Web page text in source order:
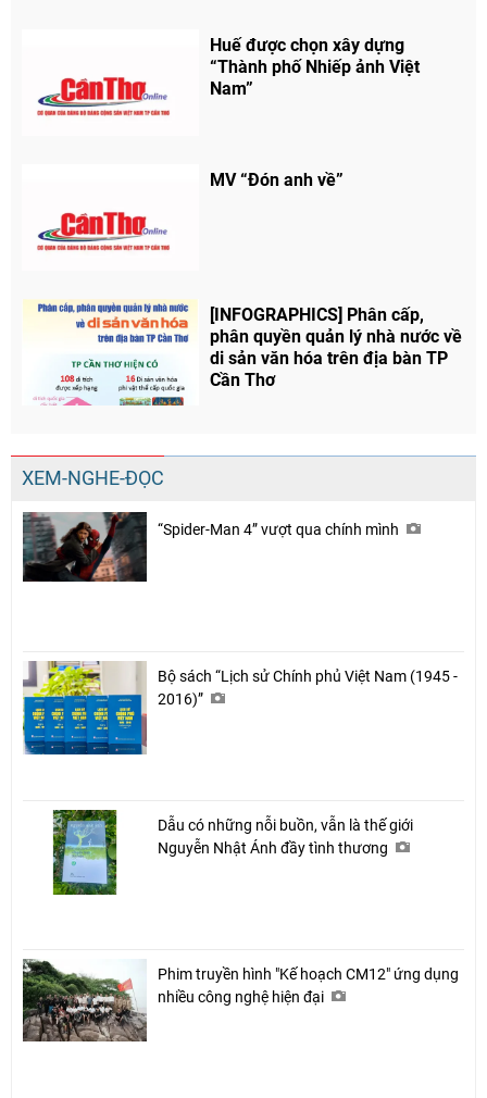
Huế được chọn xây dựng
“Thành phố Nhiếp ảnh Việt
Nam”
MV “Đón anh về”
[INFOGRAPHICS] Phân cấp,
phân quyền quản lý nhà nước về
di sản văn hóa trên địa bàn TP
Cần Thơ
XEM-NGHE-ĐỌC
“Spider-Man 4” vượt qua chính mình
Bộ sách “Lịch sử Chính phủ Việt Nam (1945 -
2016)”
Dẫu có những nỗi buồn, vẫn là thế giới
Nguyễn Nhật Ánh đầy tình thương
Phim truyền hình "Kế hoạch CM12" ứng dụng
nhiều công nghệ hiện đại